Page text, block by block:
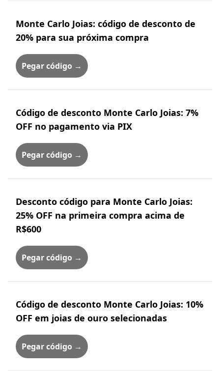
Monte Carlo Joias: código de desconto de
20% para sua próxima compra
Pegar código →
Código de desconto Monte Carlo Joias: 7%
OFF no pagamento via PIX
Pegar código →
Desconto código para Monte Carlo Joias:
25% OFF na primeira compra acima de
R$600
Pegar código →
Código de desconto Monte Carlo Joias: 10%
OFF em joias de ouro selecionadas
Pegar código →